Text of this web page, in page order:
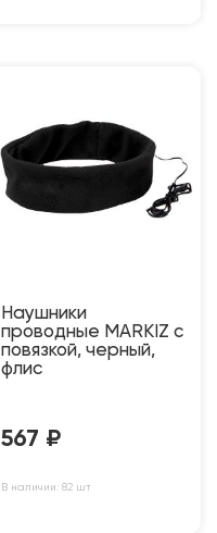
Наушники
проводные MARKIZ с
повязкой, черный,
флис
567 ₽
В наличии: 82 шт